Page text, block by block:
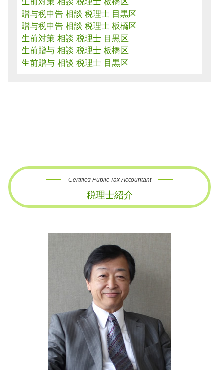
生前対策 相談 税理士 板橋区
贈与税申告 相談 税理士 目黒区
贈与税申告 相談 税理士 板橋区
生前対策 相談 税理士 目黒区
生前贈与 相談 税理士 板橋区
生前贈与 相談 税理士 目黒区
Certified Public Tax Accountant
税理士紹介